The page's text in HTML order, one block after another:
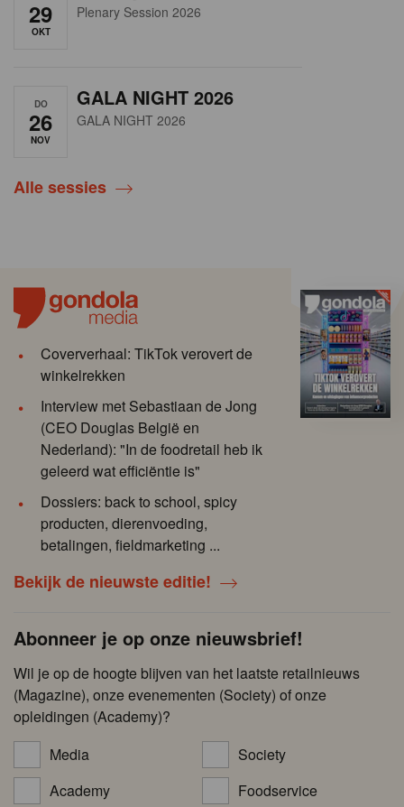
29
OKT
Plenary Session 2026
DO
26
NOV
GALA NIGHT 2026
GALA NIGHT 2026
Alle sessies
Coververhaal: TikTok verovert de
winkelrekken
Interview met Sebastiaan de Jong
(CEO Douglas België en
Nederland): "In de foodretail heb ik
geleerd wat efficiëntie is"
Dossiers: back to school, spicy
producten, dierenvoeding,
betalingen, fieldmarketing ...
Bekijk de nieuwste editie!
Abonneer je op onze nieuwsbrief!
Wil je op de hoogte blijven van het laatste retailnieuws
(Magazine), onze evenementen (Society) of onze
opleidingen (Academy)?
Media
Society
Academy
Foodservice